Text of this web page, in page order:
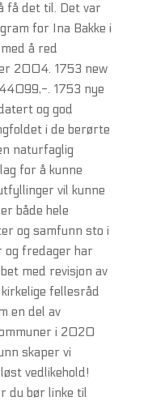
få det til. Det var
for Ina Bakke i
å red
2004. 1753 new
. 1753 nye
og god
i de berørte
naturfaglig
for å kunne
vil kunne
både hele
og samfunn sto i
og fredager har
med revisjon av
fellesråd
en del av
i 2020
skaper vi
vedlikehold!
du bør linke til